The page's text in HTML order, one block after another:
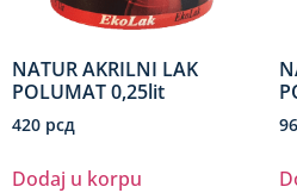
NATUR AKRILNI LAK
POLUMAT 0,25lit
420 рсд
Dodaj u korpu